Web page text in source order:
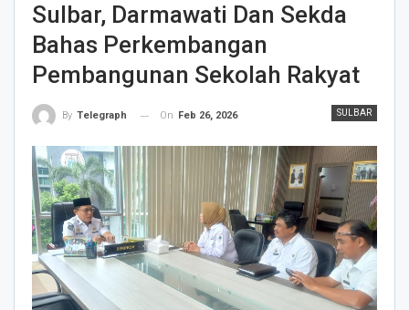
Sulbar, Darmawati Dan Sekda
Bahas Perkembangan
Pembangunan Sekolah Rakyat
SULBAR
By Telegraph On Feb 26, 2026